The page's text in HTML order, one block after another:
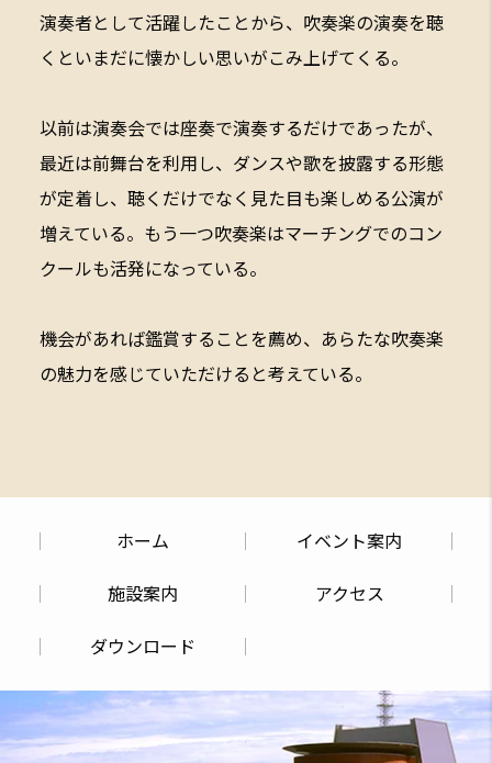
演奏者として活躍したことから、吹奏楽の演奏を聴
くといまだに懐かしい思いがこみ上げてくる。
以前は演奏会では座奏で演奏するだけであったが、
最近は前舞台を利用し、ダンスや歌を披露する形態
が定着し、聴くだけでなく見た目も楽しめる公演が
増えている。もう一つ吹奏楽はマーチングでのコン
クールも活発になっている。
機会があれば鑑賞することを薦め、あらたな吹奏楽
の魅力を感じていただけると考えている。
ホーム イベント案内
施設案内 アクセス
ダウンロード